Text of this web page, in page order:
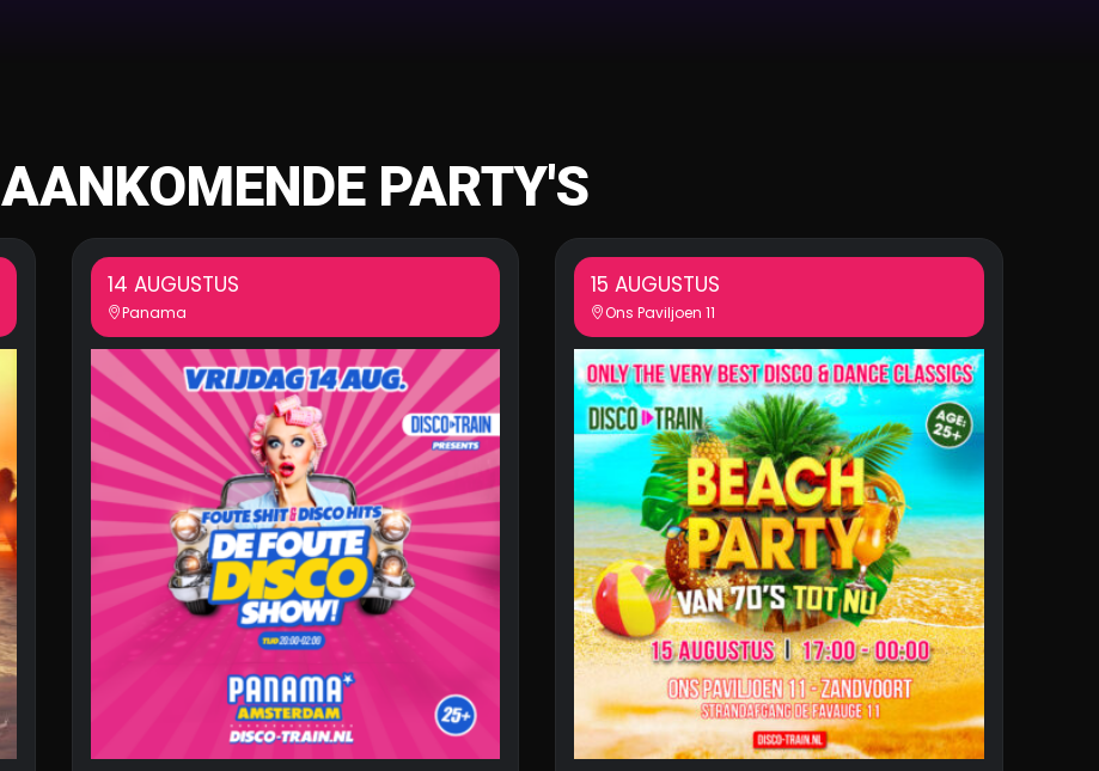
AANKOMENDE PARTY'S
14 AUGUSTUS
Panama
15 AUGUSTUS
Ons Paviljoen 11